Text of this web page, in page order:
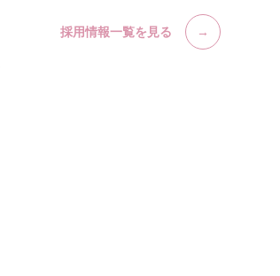
採用情報一覧を見る